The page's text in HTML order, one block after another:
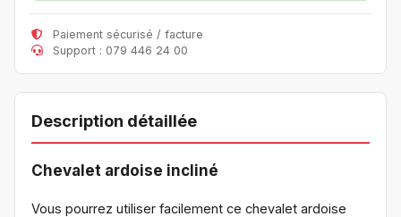
Paiement sécurisé / facture
Support : 079 446 24 00
Description détaillée
Chevalet ardoise incliné
Vous pourrez utiliser facilement ce chevalet ardoise